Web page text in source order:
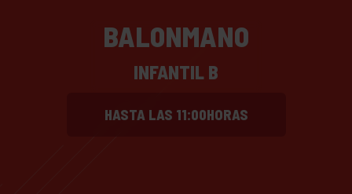
BALONMANO
INFANTIL B
HASTA LAS 11:00HORAS